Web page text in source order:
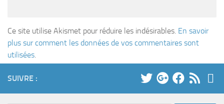
Ce site utilise Akismet pour réduire les indésirables. En savoir
plus sur comment les données de vos commentaires sont
utilisées.
SUIVRE :